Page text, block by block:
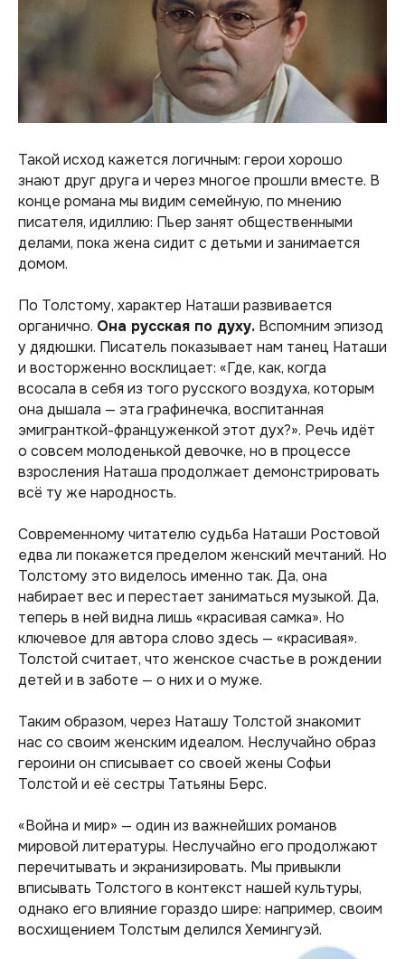
Такой исход кажется логичным: герои хорошо
знают друг друга и через многое прошли вместе. В
конце романа мы видим семейную, по мнению
писателя, идиллию: Пьер занят общественными
делами, пока жена сидит с детьми и занимается
домом.
По Толстому, характер Наташи развивается
органично. Она русская по духу. Вспомним эпизод
у дядюшки. Писатель показывает нам танец Наташи
и восторженно восклицает: «Где, как, когда
всосала в себя из того русского воздуха, которым
она дышала — эта графинечка, воспитанная
эмигранткой-француженкой этот дух?». Речь идёт
о совсем молоденькой девочке, но в процессе
взросления Наташа продолжает демонстрировать
всё ту же народность.
Современному читателю судьба Наташи Ростовой
едва ли покажется пределом женский мечтаний. Но
Толстому это виделось именно так. Да, она
набирает вес и перестает заниматься музыкой. Да,
теперь в ней видна лишь «красивая самка». Но
ключевое для автора слово здесь — «красивая».
Толстой считает, что женское счастье в рождении
детей и в заботе — о них и о муже.
Таким образом, через Наташу Толстой знакомит
нас со своим женским идеалом. Неслучайно образ
героини он списывает со своей жены Софьи
Толстой и её сестры Татьяны Берс.
«Война и мир» — один из важнейших романов
мировой литературы. Неслучайно его продолжают
перечитывать и экранизировать. Мы привыкли
вписывать Толстого в контекст нашей культуры,
однако его влияние гораздо шире: например, своим
восхищением Толстым делился Хемингуэй.